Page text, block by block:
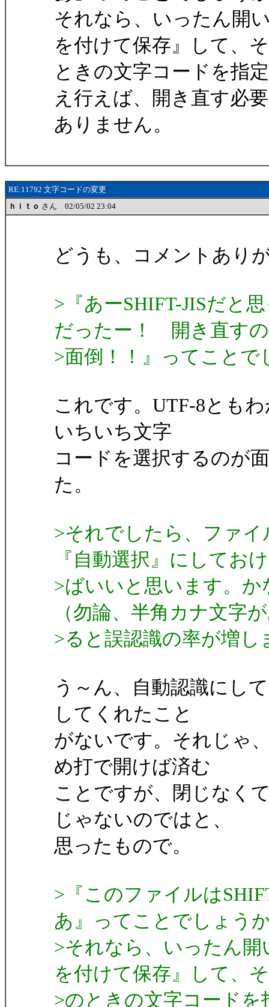
それなら、いったん開
を付けて保存』して、
ときの文字コードを指
え行えば、開き直す必
ありません。
RE:11792 文字コードの変更
ｈｉｔｏ さん 02/05/02 23:04
どうも、コメントあり
>『あーSHIFT-JISだと
だったー！ 開き直すの
>面倒！！』ってことで
これです。UTF-8とも
いちいち文字
コードを選択するのが
た。
>それでしたら、ファ
『自動選択』にしておけ
>ばいいと思います。
（勿論、半角カナ文字
>ると誤認識の率が増し
う～ん、自動認識にし
してくれたこと
がないです。それじゃ
め打で開けば済む
ことですが、閉じなく
じゃないのではと、
思ったもので。
>『このファイルは
あ』ってことでしょう
>それなら、いったん
を付けて保存』して、そ
>のときの文字コード